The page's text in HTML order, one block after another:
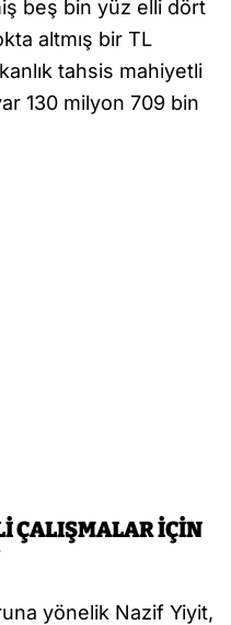
beş bin yüz elli dört
altmış bir TL
tahsis mahiyetli
130 milyon 709 bin
ÇALIŞMALAR İÇİN
yönelik Nazif Yiyit,